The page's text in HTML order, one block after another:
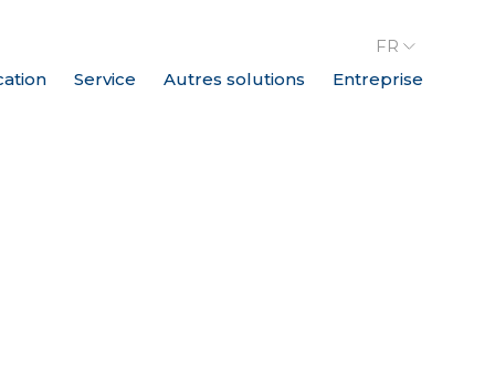
Service Autres solutions Entreprise
FR